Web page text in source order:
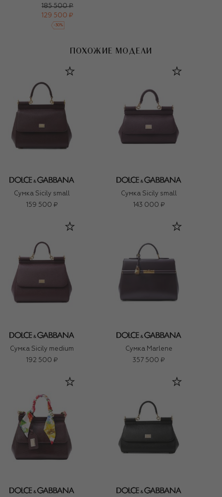
185 500 ₽
129 500 ₽
-30%
ПОХОЖИЕ МОДЕЛИ
Сумка Sicily small
159 500 ₽
Сумка Sicily small
143 000 ₽
Сумка Sicily medium
192 500 ₽
Сумка Marlene
357 500 ₽